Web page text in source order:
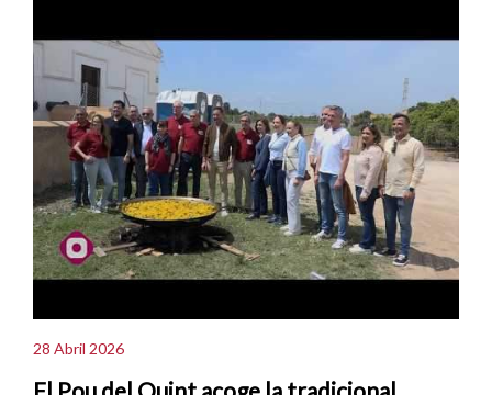
28 Abril 2026
El Pou del Quint acoge la tradicional